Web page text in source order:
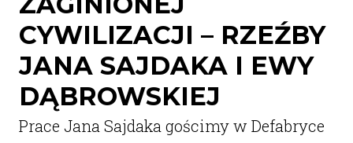
CYWILIZACJI – RZEŹBY
JANA SAJDAKA I EWY
DĄBROWSKIEJ
Prace Jana Sajdaka gościmy w Defabryce